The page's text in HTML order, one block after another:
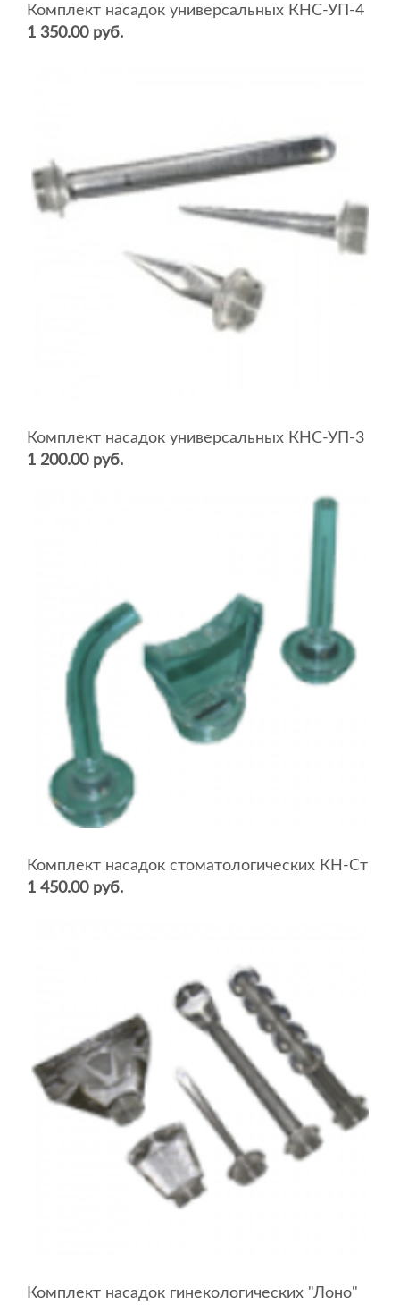
Комплект насадок универсальных КНС-УП-4
1 350.00 руб.
Комплект насадок универсальных КНС-УП-3
1 200.00 руб.
Комплект насадок стоматологических КН-Ст
1 450.00 руб.
Комплект насадок гинекологических "Лоно"